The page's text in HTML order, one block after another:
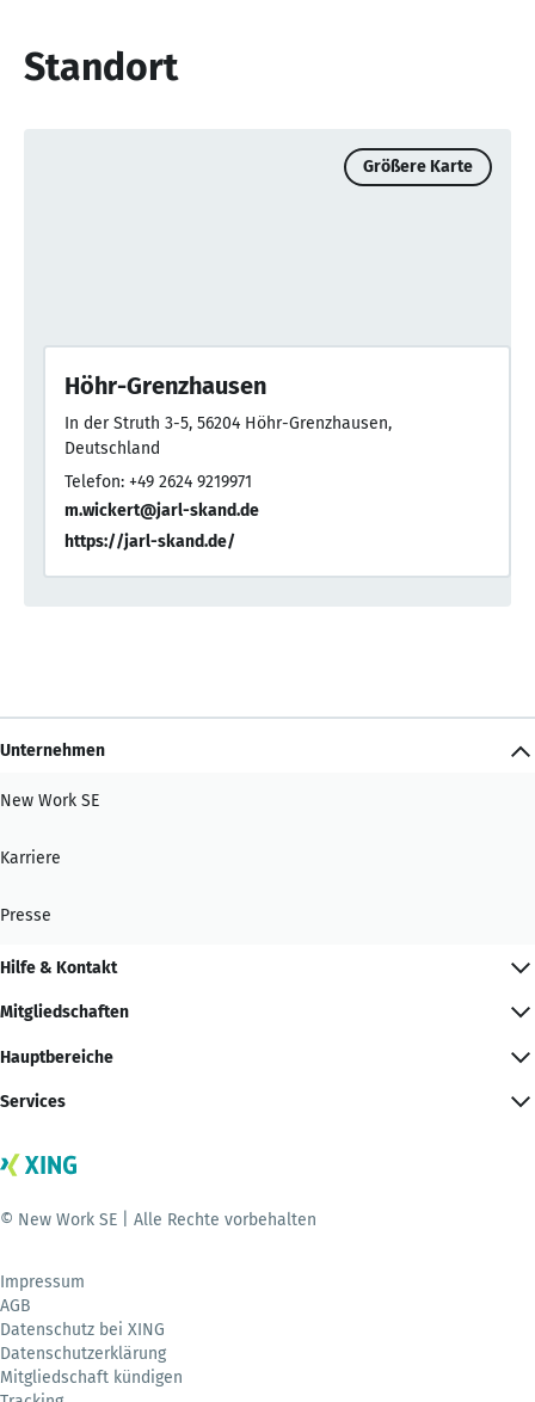
Standort
Größere Karte
Höhr-Grenzhausen
In der Struth 3-5, 56204 Höhr-Grenzhausen,
Deutschland
Telefon: +49 2624 9219971
m.wickert@jarl-skand.de
https://jarl-skand.de/
Unternehmen
New Work SE
Karriere
Presse
Hilfe & Kontakt
Mitgliedschaften
Hauptbereiche
Services
© New Work SE | Alle Rechte vorbehalten
Impressum
AGB
Datenschutz bei XING
Datenschutzerklärung
Mitgliedschaft kündigen